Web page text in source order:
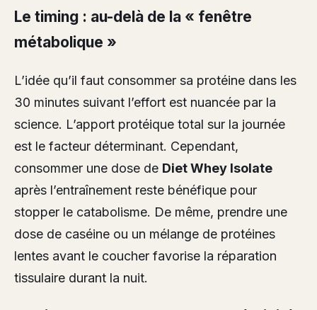
Le timing : au-delà de la « fenêtre
métabolique »
L’idée qu’il faut consommer sa protéine dans les
30 minutes suivant l’effort est nuancée par la
science. L’apport protéique total sur la journée
est le facteur déterminant. Cependant,
consommer une dose de Diet Whey Isolate
après l’entraînement reste bénéfique pour
stopper le catabolisme. De même, prendre une
dose de caséine ou un mélange de protéines
lentes avant le coucher favorise la réparation
tissulaire durant la nuit.